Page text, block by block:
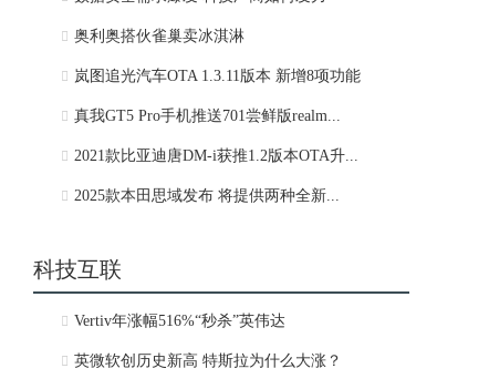
奥利奥搭伙雀巢卖冰淇淋
岚图追光汽车OTA 1.3.11版本 新增8项功能
真我GT5 Pro手机推送701尝鲜版realm...
2021款比亚迪唐DM-i获推1.2版本OTA升...
2025款本田思域发布 将提供两种全新...
科技互联
Vertiv年涨幅516%“秒杀”英伟达
英微软创历史新高 特斯拉为什么大涨？